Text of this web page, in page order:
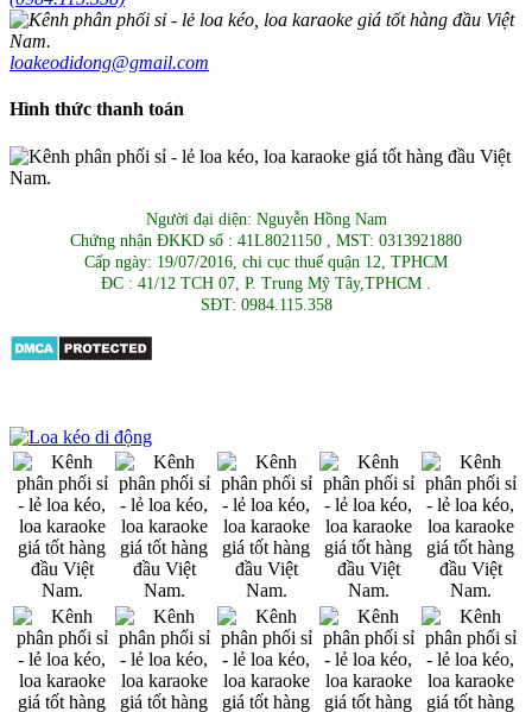
loakeodidong@gmail.com
Hình thức thanh toán
Người đại diện: Nguyễn Hồng Nam
Chứng nhận ĐKKD số : 41L8021150 , MST: 0313921880
Cấp ngày: 19/07/2016, chi cục thuế quận 12, TPHCM
ĐC : 41/12 TCH 07, P. Trung Mỹ Tây,TPHCM .
SĐT: 0984.115.358